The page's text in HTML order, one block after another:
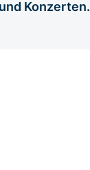
Konzerten.